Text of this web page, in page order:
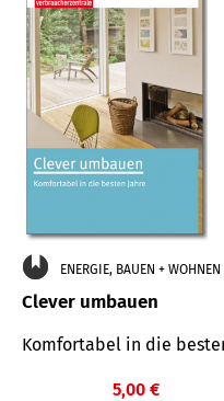
ENERGIE, BAUEN + WOHNEN
Clever umbauen
Komfortabel in die
5,00 €